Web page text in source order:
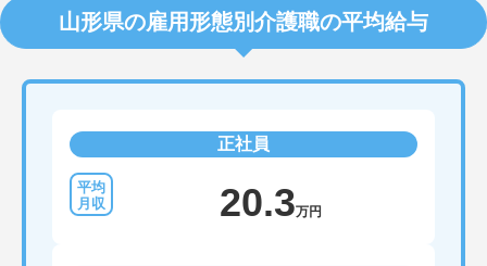
山形県の雇用形態別介護職の平均給与
正社員
20.3万円